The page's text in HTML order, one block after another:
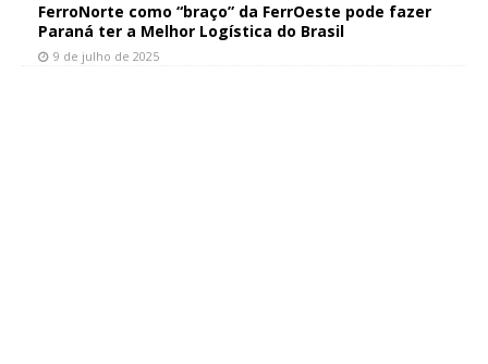
FerroNorte como “braço” da FerrOeste pode fazer
Paraná ter a Melhor Logística do Brasil
9 de julho de 2025